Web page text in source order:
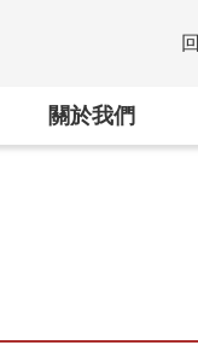
:::
關於我們